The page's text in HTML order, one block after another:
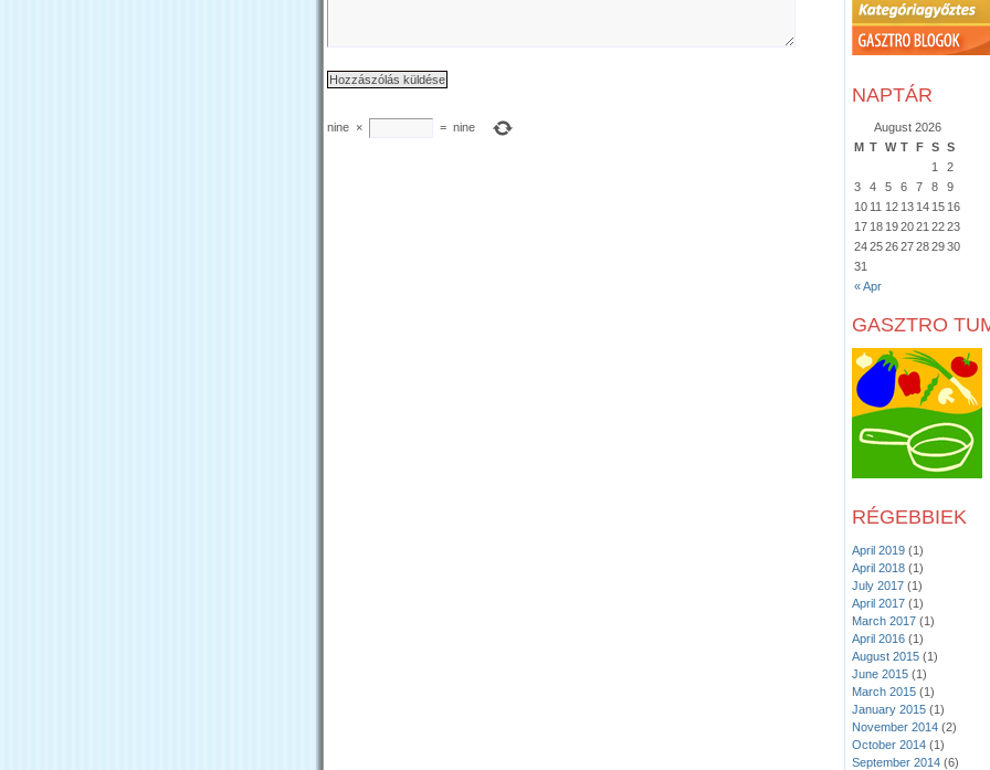
nine × = nine
NAPTÁR
August 2026
M T W T F S S
« Apr
1
2
3
4 5 6 7 8
9
10 11 12 13 14 15 16
17 18 192021 2223
24252627282930
31
GASZTRO
RÉGEBBIEK
April 2019 (1)
April 2018 (1)
July 2017 (1)
April 2017 (1)
March 2017 (1)
April 2016 (1)
August 2015 (1)
June 2015 (1)
March 2015 (1)
January 2015 (1)
November 2014 (2)
October 2014 (1)
September 2014 (6)